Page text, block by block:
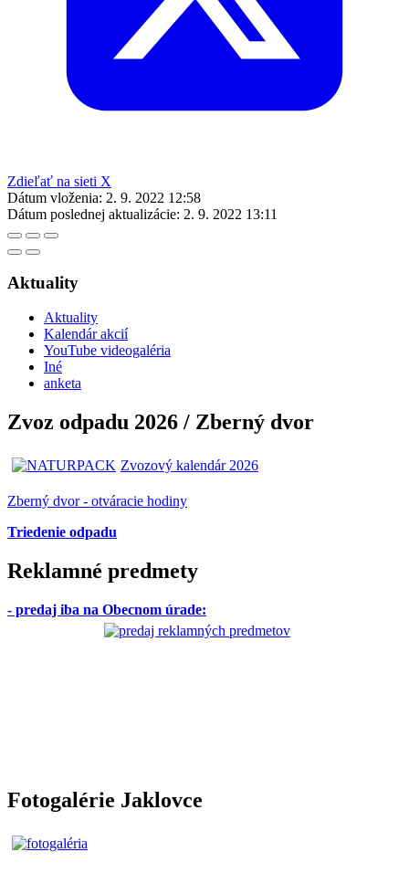
Zdieľať na sieti X
Dátum vloženia: 2. 9. 2022 12:58
Dátum poslednej aktualizácie: 2. 9. 2022 13:11
Aktuality
Aktuality
Kalendár akcií
YouTube videogaléria
Iné
anketa
Zvoz odpadu 2026 / Zberný dvor
Zvozový kalendár 2026
Zberný dvor - otváracie hodiny
Triedenie odpadu
Reklamné predmety
- predaj iba na Obecnom úrade:
Fotogalérie Jaklovce